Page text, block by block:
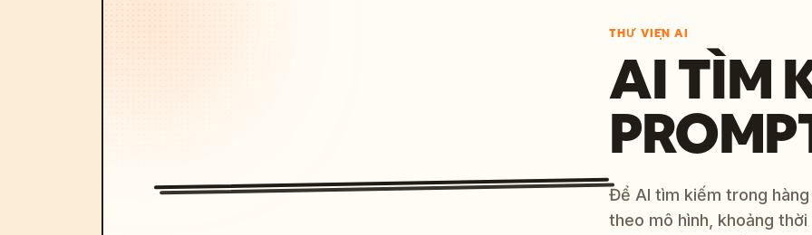
THƯ VIỆN AI
AI TÌM
Để AI tìm kiếm trong
theo mô hình, khoảng